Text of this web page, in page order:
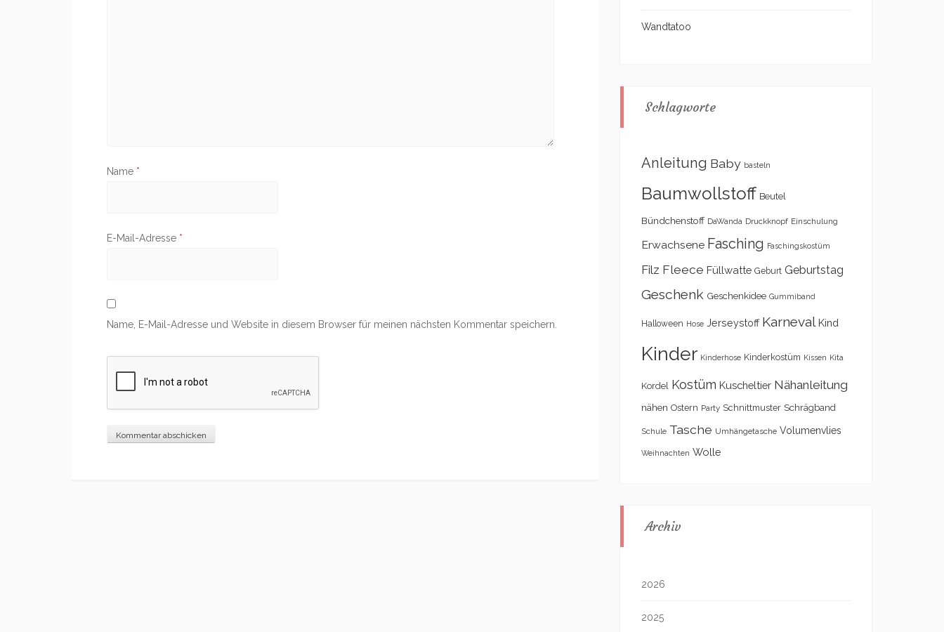
Name *
E-Mail-Adresse *
Name, E-Mail-Adresse und Website in diesem Browser für meinen nächsten Kommentar speichern.
Wandtatoo
Schlagworte
Anleitung Baby basteln
Baumwollstoff Beutel
Bündchenstoff DaWanda Druckknopf Einschulung
Erwachsene Fasching Faschingskostüm
Filz Fleece Füllwatte Geburt Geburtstag
Geschenk Geschenkidee Gummiband
Halloween Hose Jerseystoff Karneval Kind
Kinder Kinderhose Kinderkostüm Kissen Kita
Kordel Kostüm Kuscheltier Nähanleitung
nähen Ostern Party Schnittmuster Schrägband
Schule Tasche Umhängetasche Volumenvlies
Weihnachten Wolle
Archiv
2026
2025